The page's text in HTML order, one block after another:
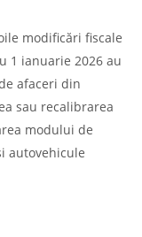
modificări fiscale
1 ianuarie 2026 au
afaceri din
sau recalibrarea
modului de
autovehicule